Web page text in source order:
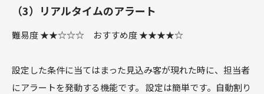
（3）リアルタイムのアラート
難易度 ★★☆☆☆ おすすめ度 ★★★★☆
設定した条件に当てはまった見込み客が現れた時に、担当者
にアラートを発動する機能です。 設定は簡単です。自動割り